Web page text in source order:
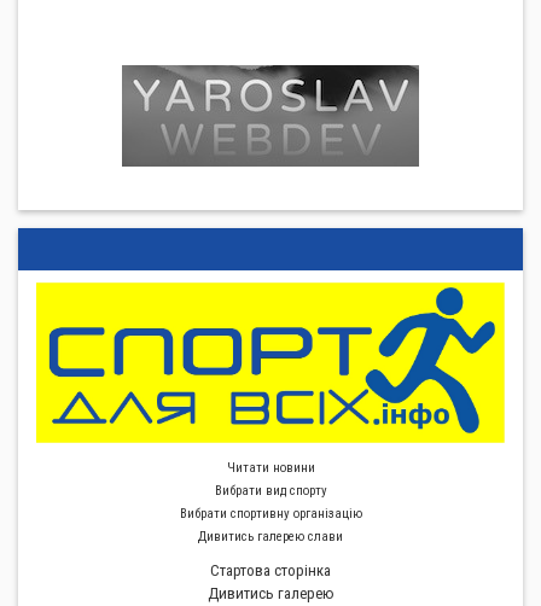
Читати новини
Вибрати вид спорту
Вибрати спортивну органiзацiю
Дивитись галерею слави
Стартова сторiнка
Дивитись галерею